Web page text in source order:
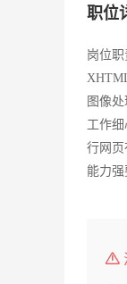
职位
岗位
图像
工作细
行网
能力强